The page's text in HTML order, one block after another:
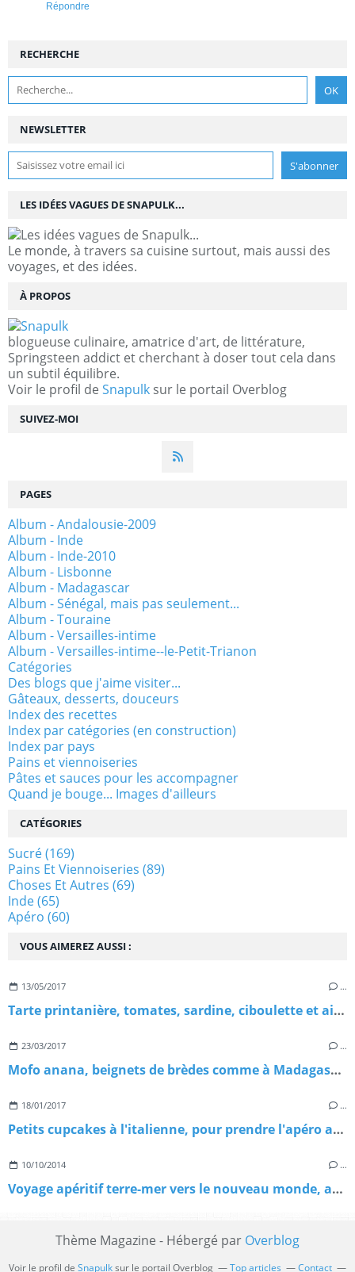
Répondre
NEWSLETTER
SUIVEZ-MOI
RECHERCHE
LES IDÉES VAGUES DE SNAPULK...
Le monde, à travers sa cuisine surtout, mais aussi des
voyages, et des idées.
À PROPOS
blogueuse culinaire, amatrice d'art, de littérature,
Springsteen addict et cherchant à doser tout cela dans
un subtil équilibre.
Voir le profil de Snapulk sur le portail Overblog
VOUS AIMEREZ AUSSI :
13/05/2017 …
Tarte printanière, tomates, sardine, ciboulette et ail des ours
23/03/2017 …
Mofo anana, beignets de brèdes comme à Madagascar
18/01/2017 …
Petits cupcakes à l'italienne, pour prendre l'apéro au soleil
10/10/2014 …
Voyage apéritif terre-mer vers le nouveau monde, avec les Champagnes de Vignerons, et une bouteille à gagner!
PAGES
Album - Andalousie-2009
Album - Inde
Album - Inde-2010
Album - Lisbonne
Album - Madagascar
Album - Sénégal, mais pas seulement...
Album - Touraine
Album - Versailles-intime
Album - Versailles-intime--le-Petit-Trianon
Catégories
Des blogs que j'aime visiter...
Gâteaux, desserts, douceurs
Index des recettes
Index par catégories (en construction)
Index par pays
Pains et viennoiseries
Pâtes et sauces pour les accompagner
Quand je bouge... Images d'ailleurs
CATÉGORIES
Sucré(169)
Pains Et Viennoiseries (89)
Choses Et Autres (69)
Inde(65)
Apéro (60)
Thème Magazine - Hébergé par Overblog
Voir le profil de Snapulksur le portail Overblog Top articles Contact